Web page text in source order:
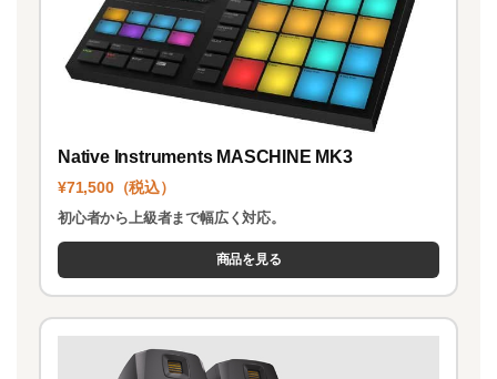
Native Instruments MASCHINE MK3
¥71,500（税込）
初心者から上級者まで幅広く対応。
商品を見る